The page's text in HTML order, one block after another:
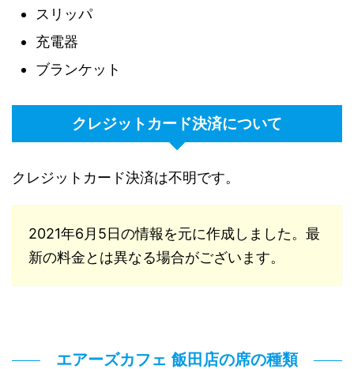
スリッパ
充電器
ブランケット
クレジットカード決済について
クレジットカード決済は不明です。
2021年6月5日の情報を元に作成しました。最
新の料金とは異なる場合がございます。
エアーズカフェ 飯田店の席の種類